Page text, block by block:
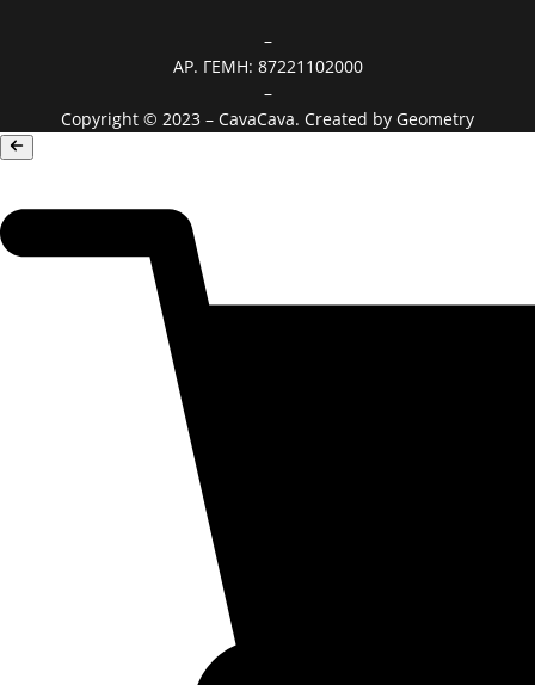
–
ΑΡ. ΓΕΜΗ: 87221102000
–
Copyright © 2023 – CavaCava. Created by Geometry